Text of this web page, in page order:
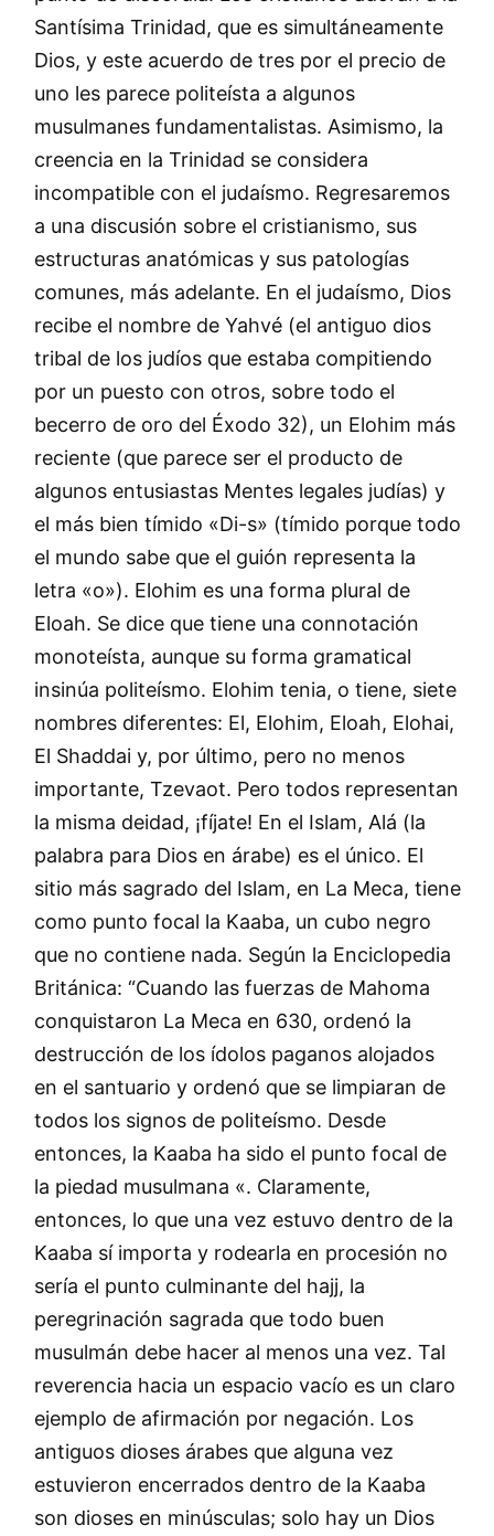
Santísima Trinidad, que es simultáneamente
Dios, y este acuerdo de tres por el precio de
uno les parece politeísta a algunos
musulmanes fundamentalistas. Asimismo, la
creencia en la Trinidad se considera
incompatible con el judaísmo. Regresaremos
a una discusión sobre el cristianismo, sus
estructuras anatómicas y sus patologías
comunes, más adelante. En el judaísmo, Dios
recibe el nombre de Yahvé (el antiguo dios
tribal de los judíos que estaba compitiendo
por un puesto con otros, sobre todo el
becerro de oro del Éxodo 32), un Elohim más
reciente (que parece ser el producto de
algunos entusiastas Mentes legales judías) y
el más bien tímido «Di-s» (tímido porque todo
el mundo sabe que el guión representa la
letra «o»). Elohim es una forma plural de
Eloah. Se dice que tiene una connotación
monoteísta, aunque su forma gramatical
insinúa politeísmo. Elohim tenia, o tiene, siete
nombres diferentes: El, Elohim, Eloah, Elohai,
El Shaddai y, por último, pero no menos
importante, Tzevaot. Pero todos representan
la misma deidad, ¡fíjate! En el Islam, Alá (la
palabra para Dios en árabe) es el único. El
sitio más sagrado del Islam, en La Meca, tiene
como punto focal la Kaaba, un cubo negro
que no contiene nada. Según la Enciclopedia
Británica: “Cuando las fuerzas de Mahoma
conquistaron La Meca en 630, ordenó la
destrucción de los ídolos paganos alojados
en el santuario y ordenó que se limpiaran de
todos los signos de politeísmo. Desde
entonces, la Kaaba ha sido el punto focal de
la piedad musulmana «. Claramente,
entonces, lo que una vez estuvo dentro de la
Kaaba sí importa y rodearla en procesión no
sería el punto culminante del hajj, la
peregrinación sagrada que todo buen
musulmán debe hacer al menos una vez. Tal
reverencia hacia un espacio vacío es un claro
ejemplo de afirmación por negación. Los
antiguos dioses árabes que alguna vez
estuvieron encerrados dentro de la Kaaba
son dioses en minúsculas; solo hay un Dios